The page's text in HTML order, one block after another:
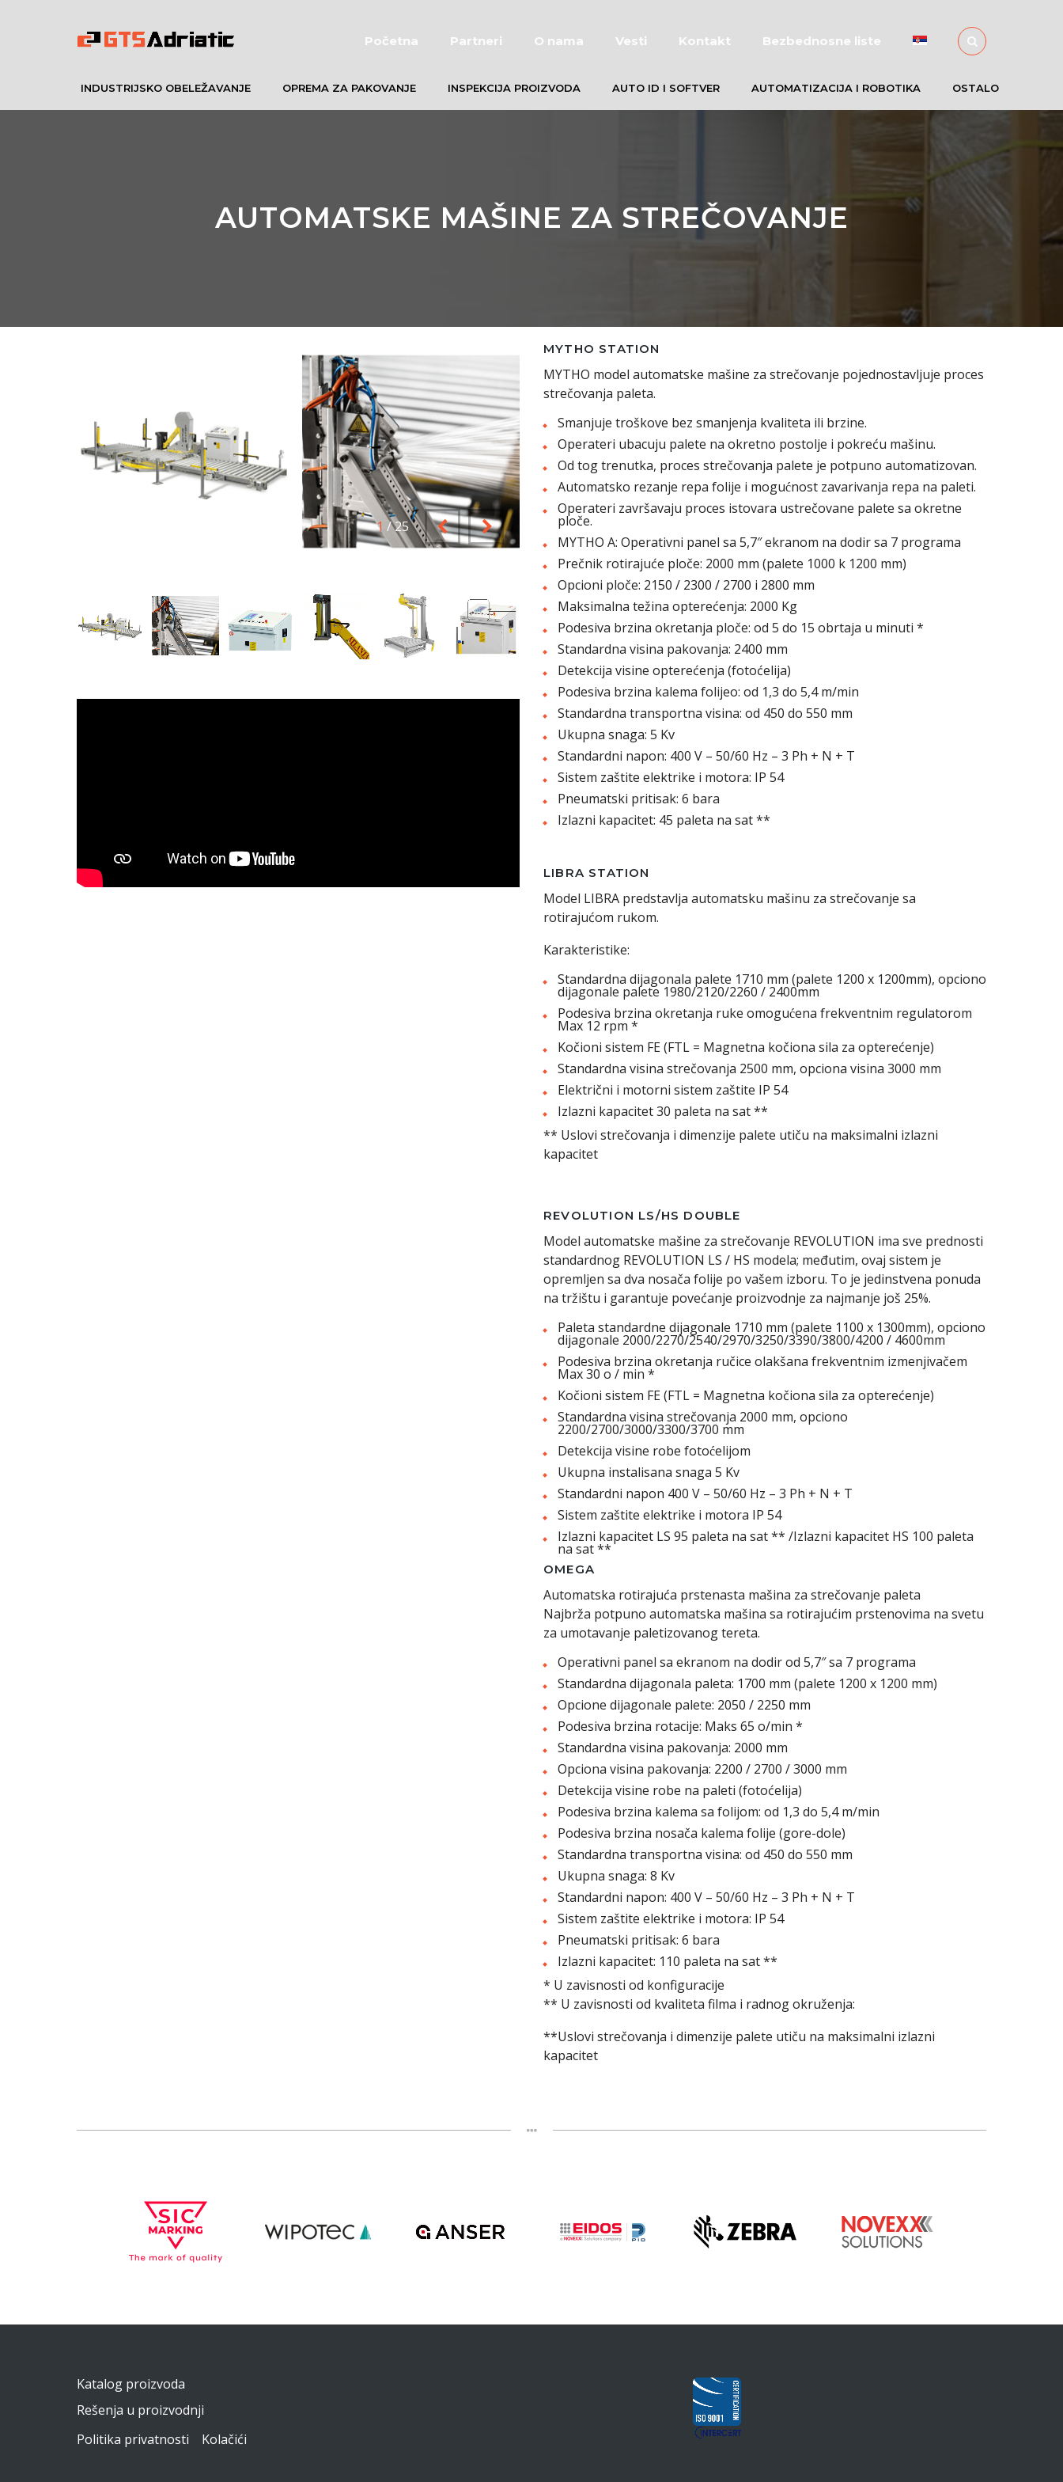
Početna Partneri O nama Vesti Kontakt Bezbednosne liste
INDUSTRIJSKO OBELEŽAVANJE OPREMA ZA PAKOVANJE INSPEKCIJA PROIZVODA AUTO ID I SOFTVER AUTOMATIZACIJA I ROBOTIKA OSTALO
AUTOMATSKE MAŠINE ZA STREČOVANJE
2 /25
MYTHO STATION
MYTHO model automatske mašine za strečovanje pojednostavljuje proces
strečovanja paleta.
Smanjuje troškove bez smanjenja kvaliteta ili brzine.
Operateri ubacuju palete na okretno postolje i pokreću mašinu.
Od tog trenutka, proces strečovanja palete je potpuno automatizovan.
Automatsko rezanje repa folije i mogućnost zavarivanja repa na paleti.
Operateri završavaju proces istovara ustrečovane palete sa okretne
ploče.
MYTHO A: Operativni panel sa 5,7″ ekranom na dodir sa 7 programa
Prečnik rotirajuće ploče: 2000 mm (palete 1000 k 1200 mm)
Opcioni ploče: 2150 / 2300 / 2700 i 2800 mm
Maksimalna težina opterećenja: 2000 Kg
Podesiva brzina okretanja ploče: od 5 do 15 obrtaja u minuti *
Standardna visina pakovanja: 2400 mm
Detekcija visine opterećenja (fotoćelija)
Podesiva brzina kalema folijeo: od 1,3 do 5,4 m/min
Standardna transportna visina: od 450 do 550 mm
Ukupna snaga: 5 Kv
Standardni napon: 400 V – 50/60 Hz – 3 Ph + N + T
Sistem zaštite elektrike i motora: IP 54
Pneumatski pritisak: 6 bara
Izlazni kapacitet: 45 paleta na sat **
LIBRA STATION
Model LIBRA predstavlja automatsku mašinu za strečovanje sa
rotirajućom rukom.
Karakteristike:
Standardna dijagonala palete 1710 mm (palete 1200 x 1200mm), opciono
dijagonale palete 1980/2120/2260 / 2400mm
Podesiva brzina okretanja ruke omogućena frekventnim regulatorom
Max 12 rpm *
Kočioni sistem FE (FTL = Magnetna kočiona sila za opterećenje)
Standardna visina strečovanja 2500 mm, opciona visina 3000 mm
Električni i motorni sistem zaštite IP 54
Izlazni kapacitet 30 paleta na sat **
** Uslovi strečovanja i dimenzije palete utiču na maksimalni izlazni
kapacitet
REVOLUTION LS/HS DOUBLE
Model automatske mašine za strečovanje REVOLUTION ima sve prednosti
standardnog REVOLUTION LS / HS modela; međutim, ovaj sistem je
opremljen sa dva nosača folije po vašem izboru. To je jedinstvena ponuda
na tržištu i garantuje povećanje proizvodnje za najmanje još 25%.
Paleta standardne dijagonale 1710 mm (palete 1100 x 1300mm), opciono
dijagonale 2000/2270/2540/2970/3250/3390/3800/4200 / 4600mm
Podesiva brzina okretanja ručice olakšana frekventnim izmenjivačem
Max 30 o / min *
Kočioni sistem FE (FTL = Magnetna kočiona sila za opterećenje)
Standardna visina strečovanja 2000 mm, opciono
2200/2700/3000/3300/3700 ​​mm
Detekcija visine robe fotoćelijom
Ukupna instalisana snaga 5 Kv
Standardni napon 400 V – 50/60 Hz – 3 Ph + N + T
Sistem zaštite elektrike i motora IP 54
Izlazni kapacitet LS 95 paleta na sat ** /Izlazni kapacitet HS 100 paleta
na sat **
OMEGA
Automatska rotirajuća prstenasta mašina za strečovanje paleta
Najbrža potpuno automatska mašina sa rotirajućim prstenovima na svetu
za umotavanje paletizovanog tereta.
Operativni panel sa ekranom na dodir od 5,7″ sa 7 programa
Standardna dijagonala paleta: 1700 mm (palete 1200 x 1200 mm)
Opcione dijagonale palete: 2050 / 2250 mm
Podesiva brzina rotacije: Maks 65 o/min *
Standardna visina pakovanja: 2000 mm
Opciona visina pakovanja: 2200 / 2700 / 3000 mm
Detekcija visine robe na paleti (fotoćelija)
Podesiva brzina kalema sa folijom: od 1,3 do 5,4 m/min
Podesiva brzina nosača kalema folije (gore-dole)
Standardna transportna visina: od 450 do 550 mm
Ukupna snaga: 8 Kv
Standardni napon: 400 V – 50/60 Hz – 3 Ph + N + T
Sistem zaštite elektrike i motora: IP 54
Pneumatski pritisak: 6 bara
Izlazni kapacitet: 110 paleta na sat **
* U zavisnosti od konfiguracije
** U zavisnosti od kvaliteta filma i radnog okruženja:
**Uslovi strečovanja i dimenzije palete utiču na maksimalni izlazni
kapacitet
Katalog proizvoda
Rešenja u proizvodnji
Politika privatnosti
Kolačići